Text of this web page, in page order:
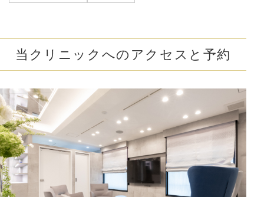
当クリニックへのアクセスと予約